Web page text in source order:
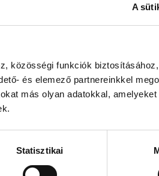
A
közösségi funkciók
és elemező partnereinkkel
más olyan adatokkal, amelyeket
Statisztikai